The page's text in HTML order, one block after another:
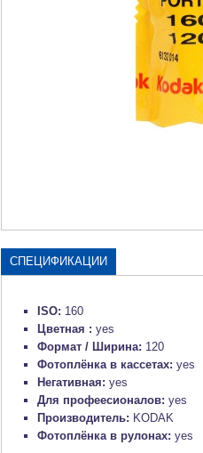
СПЕЦИФИКАЦИИ
ISO: 160
Цветная : yes
Формат / Ширина: 120
Фотоплёнка в кассетах: yes
Негативная: yes
Для профеесионалов: yes
Производитель: KODAK
Фотоплёнка в рулонах: yes